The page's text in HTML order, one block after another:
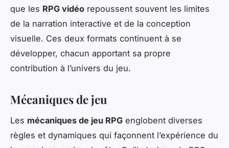
que les RPG vidéo repoussent souvent les limites
de la narration interactive et de la conception
visuelle. Ces deux formats continuent à se
développer, chacun apportant sa propre
contribution à l’univers du jeu.
Mécaniques de jeu
Les mécaniques de jeu RPG englobent diverses
règles et dynamiques qui façonnent l’expérience du